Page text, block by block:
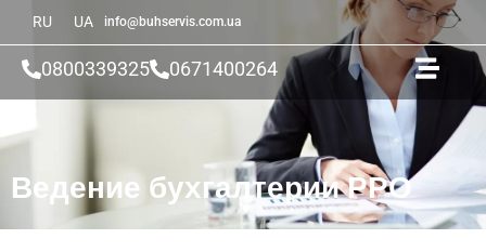
RU UA info@buhservis.com.ua
0800339325 0671400264
Ведение бухгалтерии РРО